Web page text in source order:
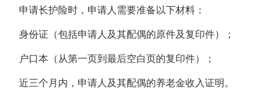
申请长护险时，申请人需要准备以下材料：
身份证（包括申请人及其配偶的原件及复印件）；
户口本（从第一页到最后空白页的复印件）；
近三个月内，申请人及其配偶的养老金收入证明。